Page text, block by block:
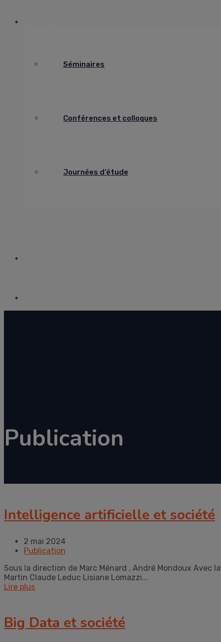
Séminaires
Conférences et colloques
Journées d’étude
Publication
Intelligence artificielle et société
2 mai 2024
Publication
Sous la direction de Marc Ménard , André Mondoux
Martin Claude Leduc Lisiane Lomazzi...
Lire plus
Big Data et société